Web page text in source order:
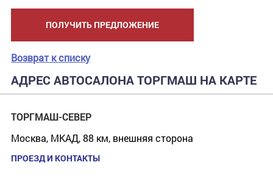
ПОЛУЧИТЬ ПРЕДЛОЖЕНИЕ
Возврат к списку
АДРЕС АВТОСАЛОНА ТОРГМАШ НА КАРТЕ
ТОРГМАШ-СЕВЕР
Москва, МКАД, 88 км, внешняя сторона
ПРОЕЗД И КОНТАКТЫ